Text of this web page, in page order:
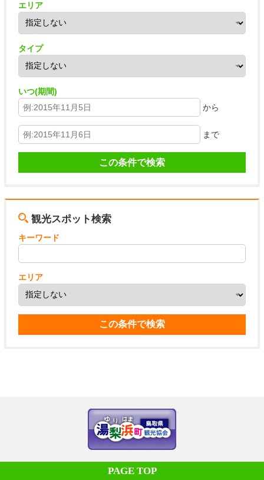
エリア
タイプ
いつ(期間)
から
まで
観光スポット検索
キーワード
エリア
PAGE TOP